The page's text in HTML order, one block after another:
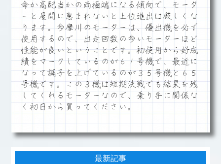
命か高配当かの両極端になる傾向で、モータ
ーと展開に恵まれないと上位進出は厳しくな
ります。多摩川のモーターは、優出機を必ず
使用するので、出走回数の多いモーターほど
性能が良いということです。初使用から好成
績をマークしているのが６１号機で、最近に
なって調子を上げているのが３５号機と６５
号機です。この３機は短期決戦でも結果を残
してくれるモーターなので、乗り手に関係な
く初日から買ってください。
最新記事